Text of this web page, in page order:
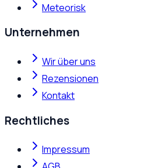
Meteorisk
Unternehmen
Wir über uns
Rezensionen
Kontakt
Rechtliches
Impressum